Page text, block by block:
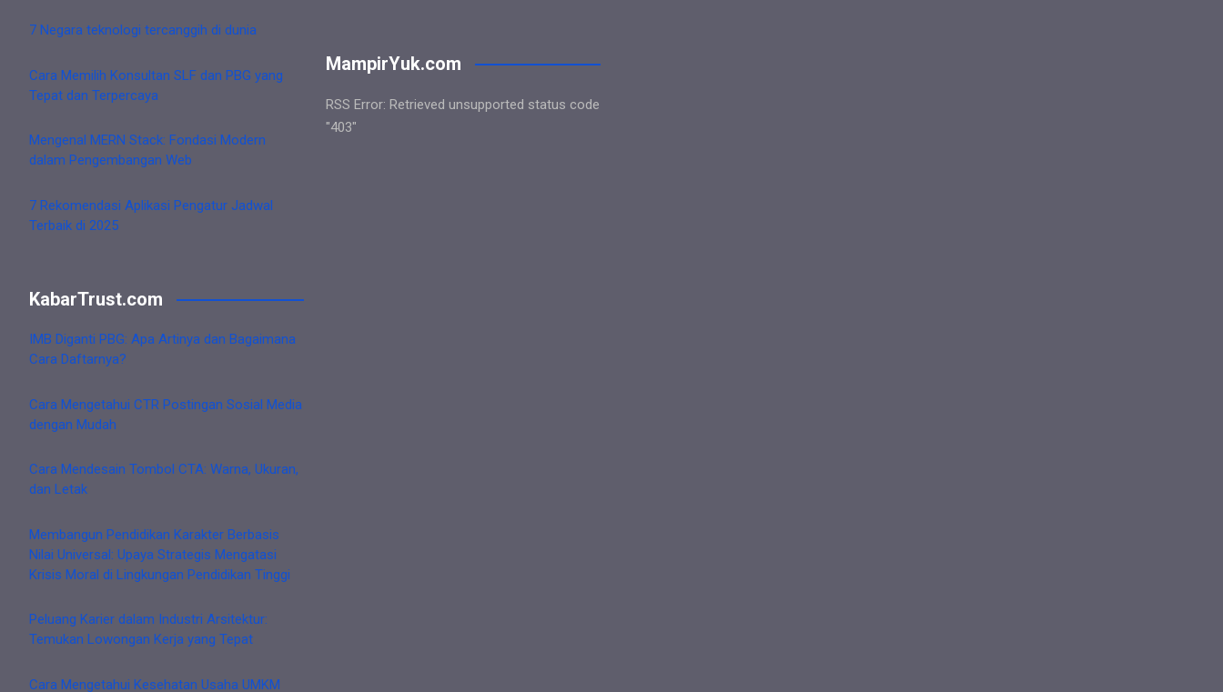
7 Negara teknologi tercanggih di dunia
Cara Memilih Konsultan SLF dan PBG yang
Tepat dan Terpercaya
Mengenal MERN Stack: Fondasi Modern
dalam Pengembangan Web
7 Rekomendasi Aplikasi Pengatur Jadwal
Terbaik di 2025
KabarTrust.com
IMB Diganti PBG: Apa Artinya dan Bagaimana
Cara Daftarnya?
Cara Mengetahui CTR Postingan Sosial Media
dengan Mudah
Cara Mendesain Tombol CTA: Warna, Ukuran,
dan Letak
Membangun Pendidikan Karakter Berbasis
Nilai Universal: Upaya Strategis Mengatasi
Krisis Moral di Lingkungan Pendidikan Tinggi
Peluang Karier dalam Industri Arsitektur:
Temukan Lowongan Kerja yang Tepat
Cara Mengetahui Kesehatan Usaha UMKM
MampirYuk.com
RSS Error: Retrieved unsupported status code
"403"